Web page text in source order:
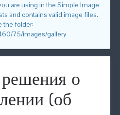
are using in the Simple Image
and contains valid image files.
the folder:
75/images/gallery
о
(об